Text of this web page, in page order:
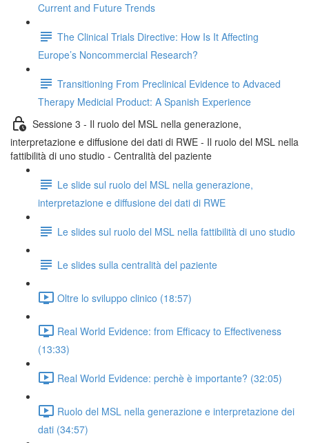
Current and Future Trends
The Clinical Trials Directive: How Is It Affecting
Europe’s Noncommercial Research?
Transitioning From Preclinical Evidence to Advaced
Therapy Medicial Product: A Spanish Experience
Sessione 3 - Il ruolo del MSL nella generazione,
interpretazione e diffusione dei dati di RWE - Il ruolo del MSL nella
fattibilità di uno studio - Centralità del paziente
Le slide sul ruolo del MSL nella generazione,
interpretazione e diffusione dei dati di RWE
Le slides sul ruolo del MSL nella fattibilità di uno studio
Le slides sulla centralità del paziente
Oltre lo sviluppo clinico (18:57)
Real World Evidence: from Efficacy to Effectiveness
(13:33)
Real World Evidence: perchè è importante? (32:05)
Ruolo del MSL nella generazione e interpretazione dei
dati (34:57)